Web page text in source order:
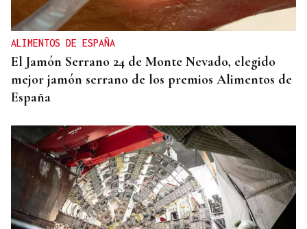
ALIMENTOS DE ESPAÑA
El Jamón Serrano 24 de Monte Nevado, elegido
mejor jamón serrano de los premios Alimentos de
España